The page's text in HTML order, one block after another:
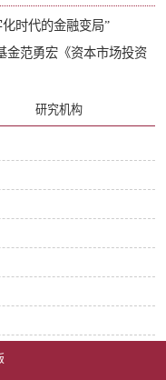
时代的金融变局”
金范勇宏《资本市场投资
研究机构